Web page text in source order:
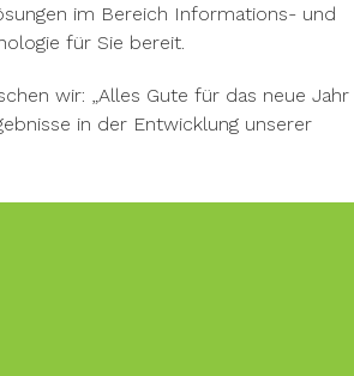
im Bereich Informations- und
für Sie bereit.
wir: „Alles Gute für das neue Jahr
in der Entwicklung unserer